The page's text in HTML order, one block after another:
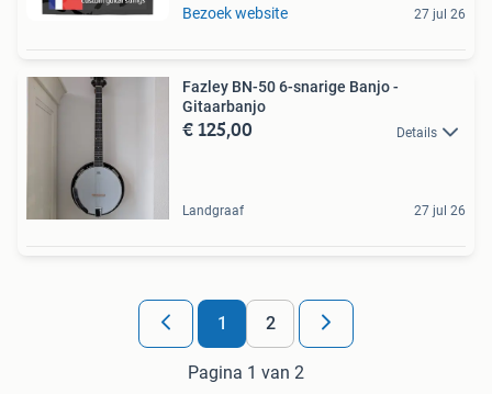
Bezoek website 27 jul 26
Fazley BN-50 6-snarige Banjo -
Gitaarbanjo
€ 125,00 Details
Landgraaf 27 jul 26
1 2
Pagina 1 van 2